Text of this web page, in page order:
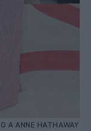
A ANNE HATHAWAY